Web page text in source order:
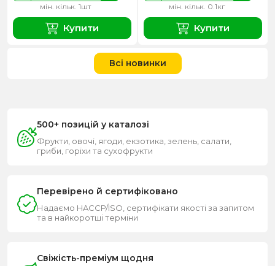
мін. кільк. 1шт
Купити
мін. кільк. 0.1кг
Купити
Всі новинки
500+ позицій у каталозі
Фрукти, овочі, ягоди, екзотика, зелень, салати,
гриби, горіхи та сухофрукти
Перевірено й сертифіковано
Надаємо HACCP/ISO, сертифікати якості за запитом
та в найкоротші терміни
Свіжість-преміум щодня